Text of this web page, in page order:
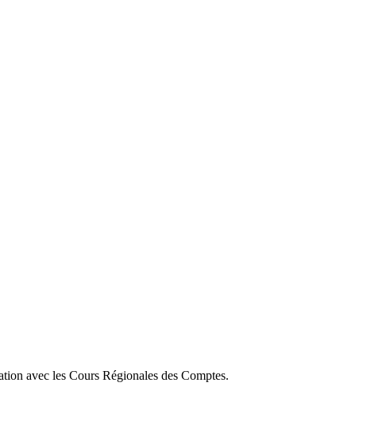
avec les Cours Régionales des Comptes.